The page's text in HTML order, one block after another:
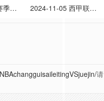
1月11日 25-26赛季西甲第19轮 赫罗纳VS奥萨苏纳 2024-11-05 西甲联赛 塞尔塔VS赫塔菲
请